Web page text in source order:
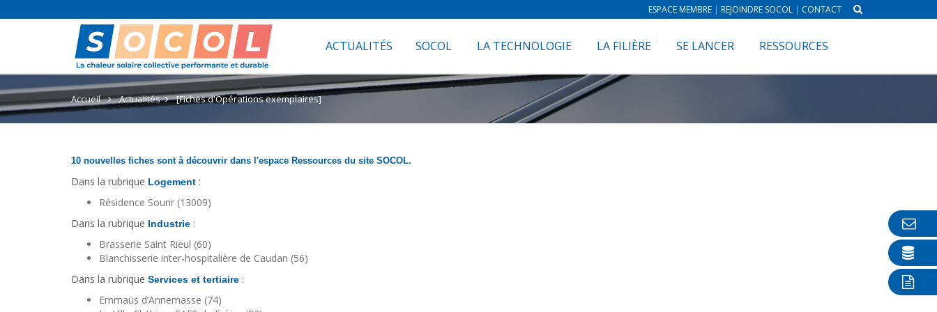
ESPACE MEMBRE | REJOINDRE SOCOL | CONTACT
ACTUALITÉS SOCOL LA TECHNOLOGIE LA FILIÈRE SE LANCER RESSOURCES
Accueil Actualités [Fiches d'Opérations exemplaires]
10 nouvelles fiches sont à découvrir dans l'espace Ressources du site SOCOL.
Dans la rubrique Logement :
Résidence Sourir (13009)
Dans la rubrique Industrie :
Brasserie Saint Rieul (60)
Blanchisserie inter-hospitalière de Caudan (56)
Dans la rubrique Services et tertiaire :
Emmaüs d’Annemasse (74)